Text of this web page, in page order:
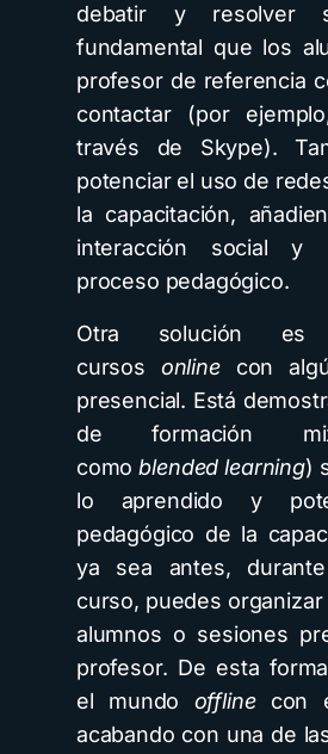
debatir y resolver
fundamental que los
profesor de referencia
contactar (por
través de Skype).
potenciar el uso de
la capacitación,
interacción social y
proceso pedagógico.
Otra solución es
cursos onlinecon
presencial. Está
de formación
como blended learning)
lo aprendido y
pedagógico de la
ya sea antes,
curso, puedes
alumnos o sesiones
profesor. De esta
el mundo offlinecon
acabando con una de